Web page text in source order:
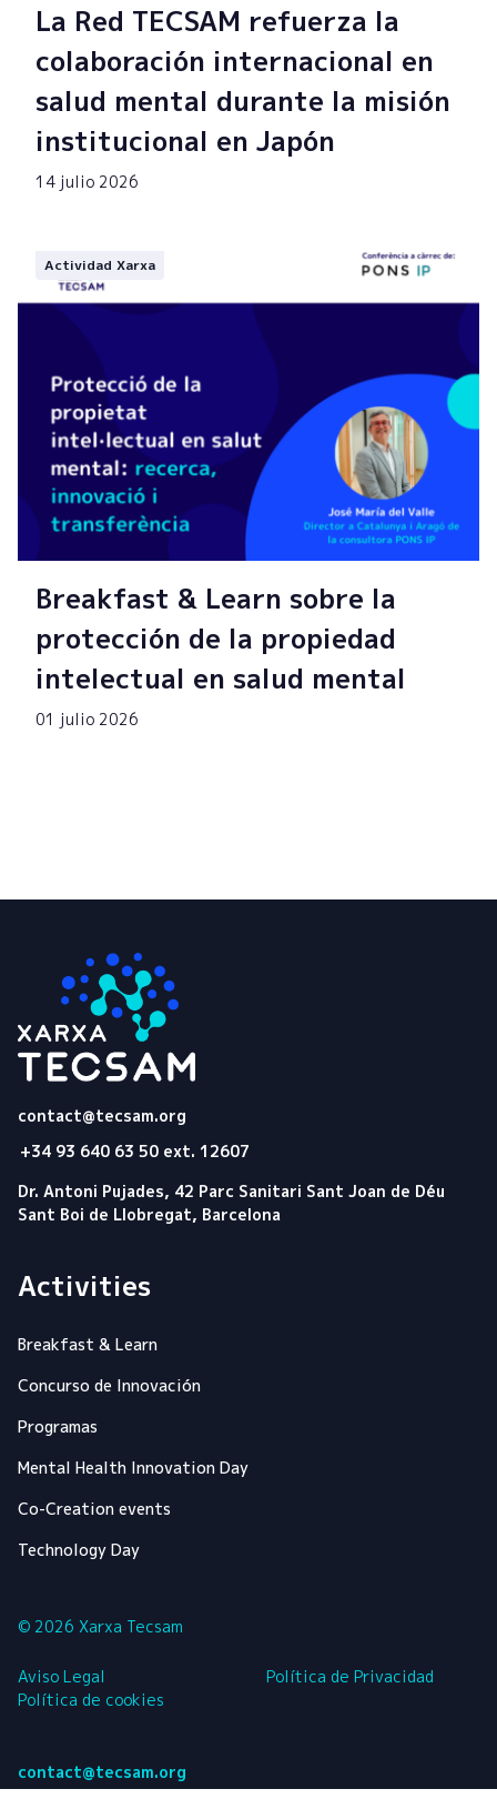
La Red TECSAM refuerza la
colaboración internacional en
salud mental durante la misión
institucional en Japón
14 julio 2026
Actividad Xarxa
Breakfast & Learn sobre la
protección de la propiedad
intelectual en salud mental
01 julio 2026
contact@tecsam.org
+34 93 640 63 50 ext. 12607
Dr. Antoni Pujades, 42 Parc Sanitari Sant Joan de Déu
Sant Boi de Llobregat, Barcelona
Activities
Breakfast & Learn
Concurso de Innovación
Programas
Mental Health Innovation Day
Co-Creation events
Technology Day
© 2026 Xarxa Tecsam
Aviso Legal
Política de Privacidad
Política de cookies
contact@tecsam.org